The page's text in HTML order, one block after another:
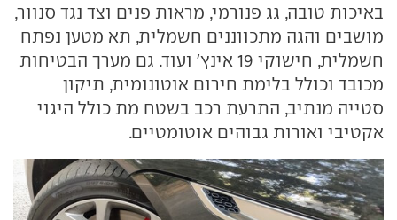
באיכות טובה, גג פנורמי, מראות פנים וצד נגד סנוור,
מושבים והגה מתכווננים חשמלית, תא מטען נפתח
חשמלית, חישוקי 19 אינץ' ועוד. גם מערך הבטיחות
מכובד וכולל בלימת חירום אוטונומית, תיקון
סטייה מנתיב, התרעת רכב בשטח מת כולל היגוי
אקטיבי ואורות גבוהים אוטומטיים.